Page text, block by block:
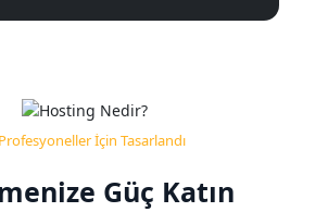
Profesyoneller İçin Tasarlandı
Güç Katın